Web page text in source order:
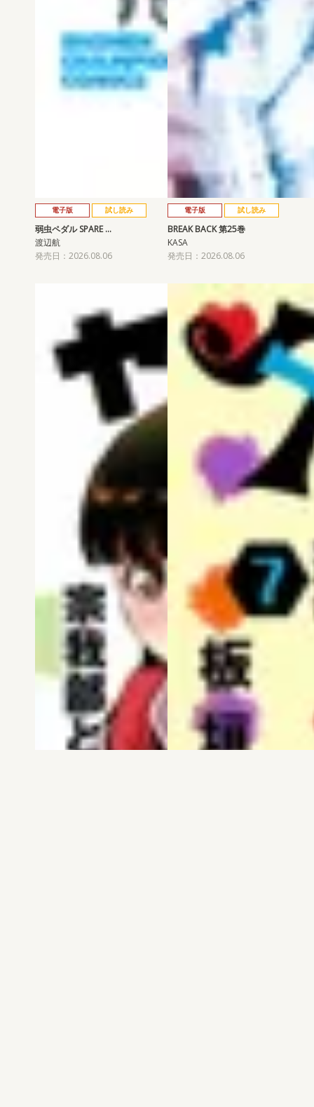
電子版 試し読み
弱虫ペダル SPARE …
渡辺航
発売日：2026.08.06
電子版 試し読み
BREAK BACK 第25巻
KASA
発売日：2026.08.06